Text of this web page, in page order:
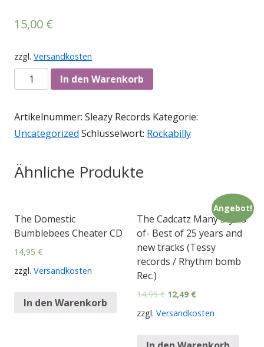
15,00 €
zzgl. Versandkosten
Anzahl In den Warenkorb
Artikelnummer: Sleazy Records Kategorie:
Uncategorized Schlüsselwort: Rockabilly
Ähnliche Produkte
The Domestic
Bumblebees Cheater CD
14,95 €
zzgl. Versandkosten
In den Warenkorb
Angebot!
The Cadcatz Many Styles
of- Best of 25 years and
new tracks (Tessy
records / Rhythm bomb
Rec.)
14,95€ 12,49 €
zzgl. Versandkosten